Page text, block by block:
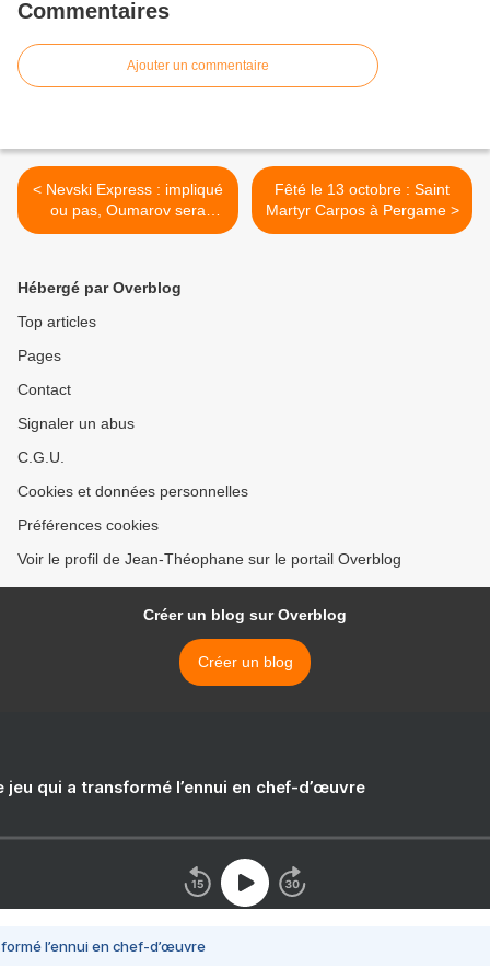
Commentaires
Ajouter un commentaire
< Nevski Express : impliqué
ou pas, Oumarov sera
neutralisé (Kadyrov)
Fêté le 13 octobre : Saint
Martyr Carpos à Pergame >
Hébergé par Overblog
Top articles
Pages
Contact
Signaler un abus
C.G.U.
Cookies et données personnelles
Préférences cookies
Voir le profil de Jean-Théophane sur le portail Overblog
Créer un blog sur Overblog
Créer un blog
jeu qui a transformé l’ennui en chef-d’œuvre
l’ennui en chef-d’œuvre